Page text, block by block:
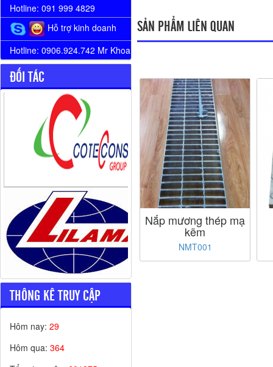
SẢN PHẨM LIÊN QUAN
Nắp mương thép mạ
kẽm
NMT001
Hotline: 091 999 4829
Hỗ trợ kinh doanh
Hotline: 0906.924.742 Mr Khoa
ĐỐI TÁC
THÔNG KÊ TRUY CẬP
Hôm nay: 29
Hôm qua: 364